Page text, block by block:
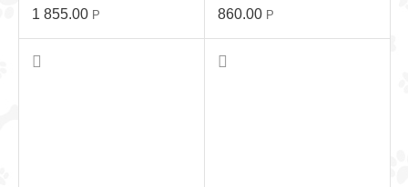
1 855.00 Р 860.00 Р